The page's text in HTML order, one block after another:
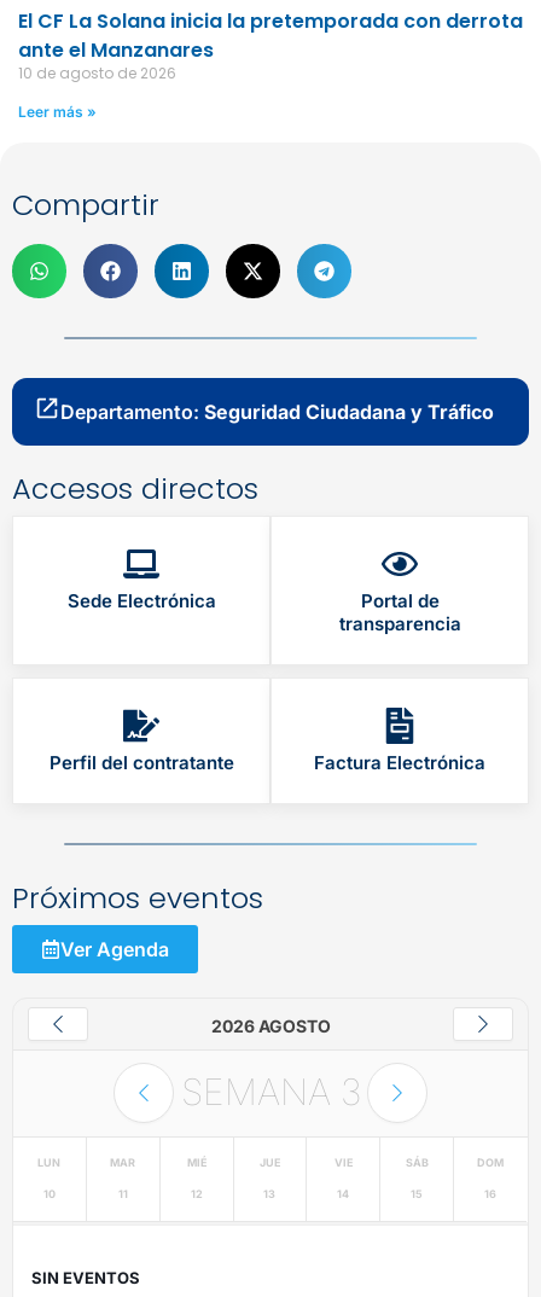
El CF La Solana inicia la pretemporada con derrota
ante el Manzanares
10 de agosto de 2026
Leer más »
Compartir
Departamento: Seguridad Ciudadana y Tráfico
Accesos directos
Sede Electrónica
Portal de
transparencia
Perfil del contratante Factura Electrónica
Próximos eventos
Ver Agenda
2026 AGOSTO
SEMANA 3
LUN
10
MAR
11
MIÉ
12
JUE
13
VIE
14
SÁB
15
DOM
16
SIN EVENTOS